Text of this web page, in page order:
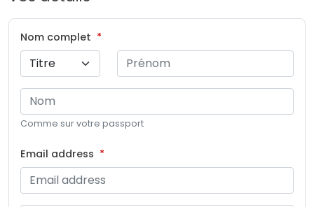
Nom complet
Comme sur votre passport
Email address